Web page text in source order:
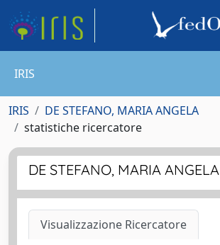
IRIS
IRIS
DE STEFANO, MARIA ANGELA
statistiche ricercatore
DE STEFANO, MARIA ANGELA
Visualizzazione Ricercatore